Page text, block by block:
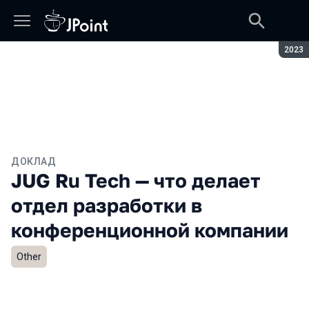
2023
ДОКЛАД
JUG Ru Tech — что делает
отдел разработки в
конференционной компании
Other